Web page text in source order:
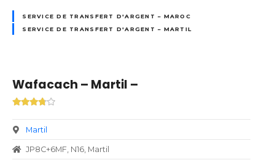
SERVICE DE TRANSFERT D'ARGENT – MAROC
SERVICE DE TRANSFERT D'ARGENT – MARTIL
Wafacach – Martil –
Martil
JP8C+6MF, N16, Martil